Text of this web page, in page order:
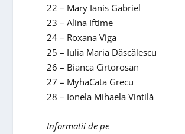
22 – Mary Ianis Gabriel
23 – Alina Iftime
24 – Roxana Viga
25 – Iulia Maria Dăscălescu
26 – Bianca Cirtorosan
27 – MyhaCata Grecu
28 – Ionela Mihaela Vintilă
Informatii de pe